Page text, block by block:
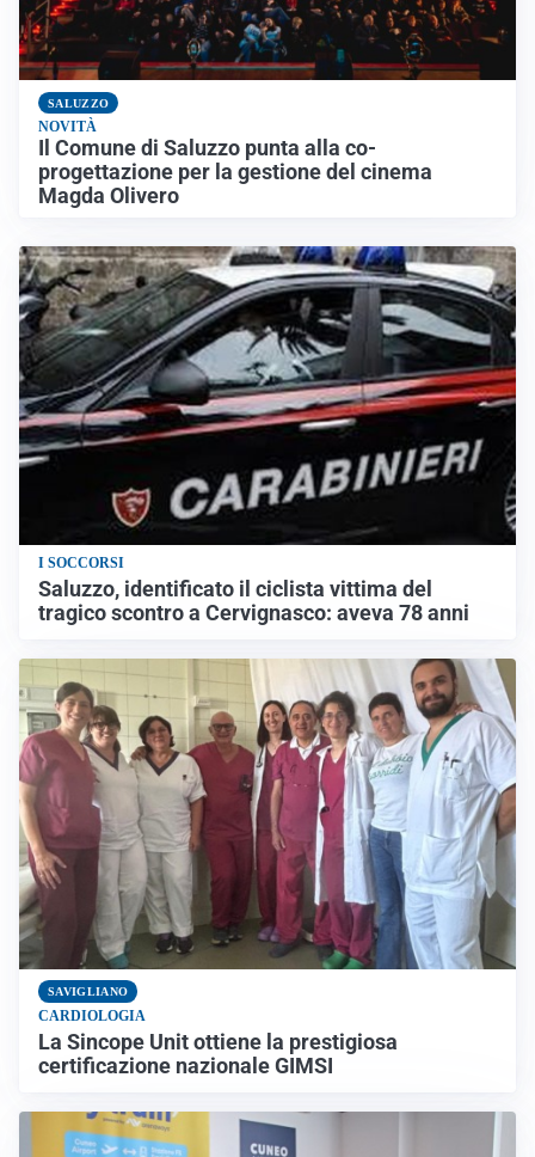
SALUZZO
NOVITÀ
Il Comune di Saluzzo punta alla co-
progettazione per la gestione del cinema
Magda Olivero
I SOCCORSI
Saluzzo, identificato il ciclista vittima del
tragico scontro a Cervignasco: aveva 78 anni
SAVIGLIANO
CARDIOLOGIA
La Sincope Unit ottiene la prestigiosa
certificazione nazionale GIMSI